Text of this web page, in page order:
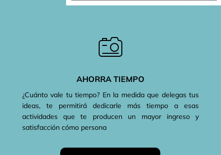
AHORRA TIEMPO
¿Cuánto vale tu tiempo? En la medida que delegas tus
ideas, te permitirá dedicarle más tiempo a esas
actividades que te producen un mayor ingreso y
satisfacción cómo persona